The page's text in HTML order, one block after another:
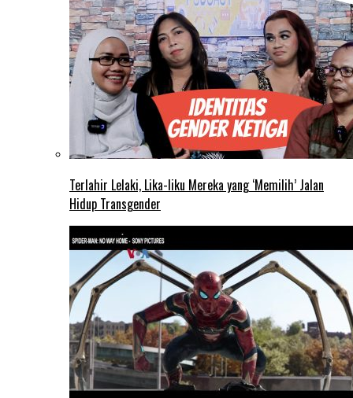
Terlahir Lelaki, Lika-liku Mereka yang ‘Memilih’ Jalan
Hidup Transgender